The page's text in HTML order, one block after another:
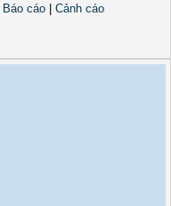
Báo cáo
Cảnh cáo